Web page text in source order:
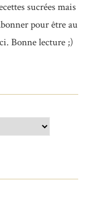
sucrées mais
pour être au
Bonne lecture ;)